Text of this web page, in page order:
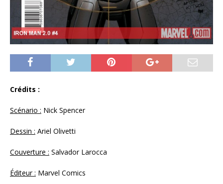
Crédits :
Scénario : Nick Spencer
Dessin : Ariel Olivetti
Couverture : Salvador Larocca
Éditeur : Marvel Comics